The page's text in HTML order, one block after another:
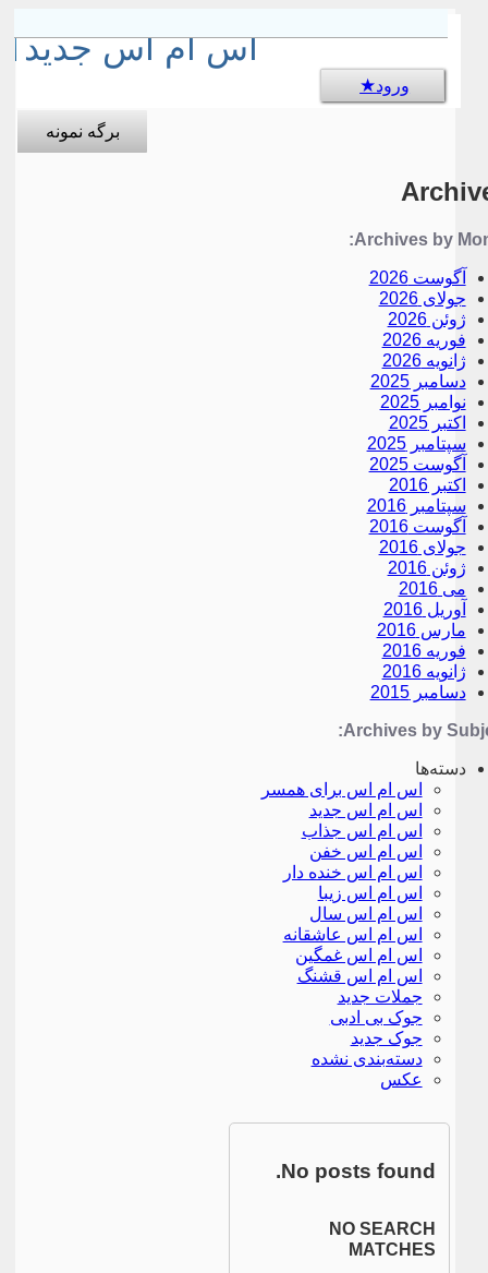
اس ام اس جدید
ورود
برگه نمونه
Archives by
آگوست 2026
جولای 2026
ژوئن 2026
فوریه 2026
ژانویه 2026
دسامبر 2025
نوامبر 2025
اکتبر 2025
سپتامبر 2025
آگوست 2025
اکتبر 2016
سپتامبر 2016
آگوست 2016
جولای 2016
ژوئن 2016
می 2016
آوریل 2016
مارس 2016
فوریه 2016
ژانویه 2016
دسامبر 2015
Archives by
دسته‌ها
اس ام اس برای همسر
اس ام اس جدید
اس ام اس جذاب
اس ام اس خفن
اس ام اس خنده دار
اس ام اس زیبا
اس ام اس سال
اس ام اس عاشقانه
اس ام اس غمگین
اس ام اس قشنگ
جملات جدید
جوک بی ادبی
جوک جدید
دسته‌بندی نشده
عکس
No posts found.
NO SEARCH
MATCHES